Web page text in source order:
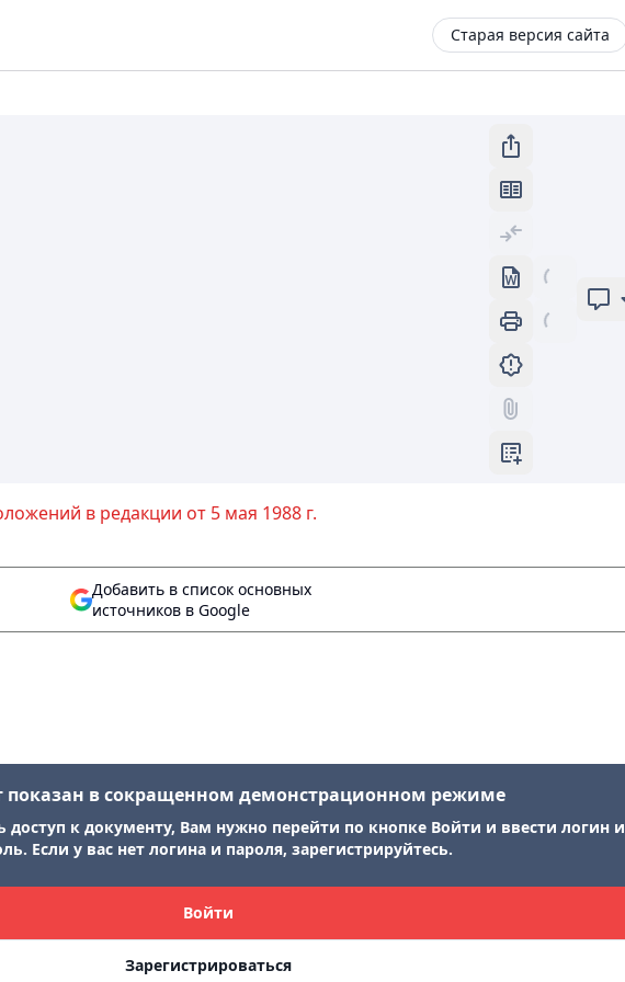
Старая версия сайта
в редакции от 5 мая 1988 г.
Добавить в список основных
источников в Google
показан в сокращенном демонстрационном режиме
доступ к документу, Вам нужно перейти по кнопке Войти и ввести логин и
Если у вас нет логина и пароля, зарегистрируйтесь.
Войти
Зарегистрироваться